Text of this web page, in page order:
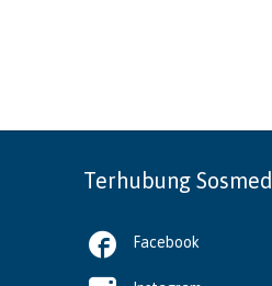
Terhubung Sosmed
 Facebook